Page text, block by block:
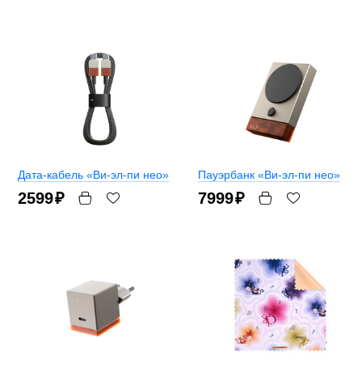
Дата-кабель «Ви-эл-пи нео»
2599₽
Пауэрбанк «Ви-эл-пи нео»
7999₽